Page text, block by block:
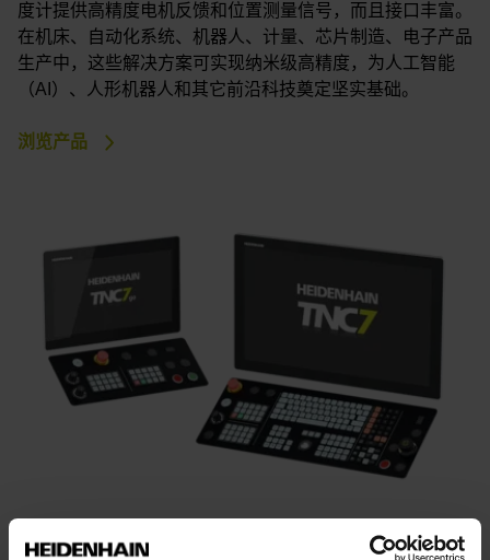
度计提供高精度电机反馈和位置测量信号，而且接口丰富。
在机床、自动化系统、机器人、计量、芯片制造、电子产品
生产中，这些解决方案可实现纳米级高精度，为人工智能
（AI）、人形机器人和其它前沿科技奠定坚实基础。
浏览产品
CNC数控系统和数显装置